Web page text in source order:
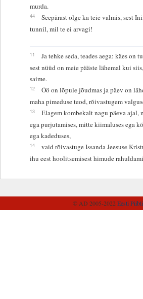
murda.
44
Seepärast olge ka teie valmis, sest
tunnil, mil te ei arvagi!
11
Ja tehke seda, teades aega: käes on
sest nüüd on meie pääste lähemal kui
saime.
12
Öö on lõpule jõudmas ja päev on
maha pimeduse teod, rõivastugem
13
Elagem kombekalt nagu päeva ajal,
ega purjutamises, mitte kiimaluses ega
ega kadeduses,
14
vaid rõivastuge Issanda Jeesuse
ihu eest hoolitsemisest himude
© AD 2005-2022Eesti